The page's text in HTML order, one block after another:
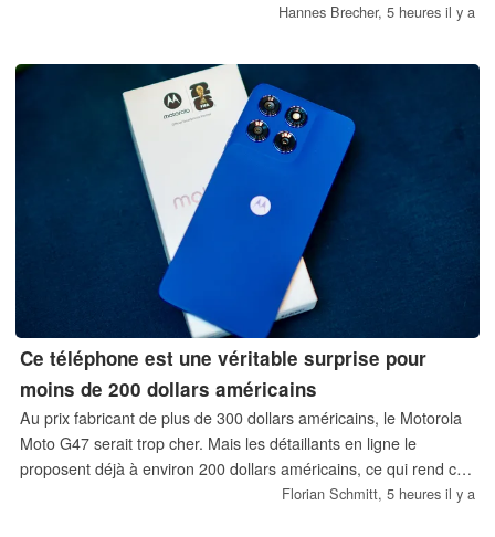
portable du fabricant de ChatGPT sera relativement onéreuse,
Hannes Brecher, 5 heures il y a
Ce téléphone est une véritable surprise pour
moins de 200 dollars américains
Au prix fabricant de plus de 300 dollars américains, le Motorola
Moto G47 serait trop cher. Mais les détaillants en ligne le
proposent déjà à environ 200 dollars américains, ce qui rend ce
téléphone d'entrée de gamme bien plus attractif. Nous allons
Florian Schmitt, 5 heures il y a